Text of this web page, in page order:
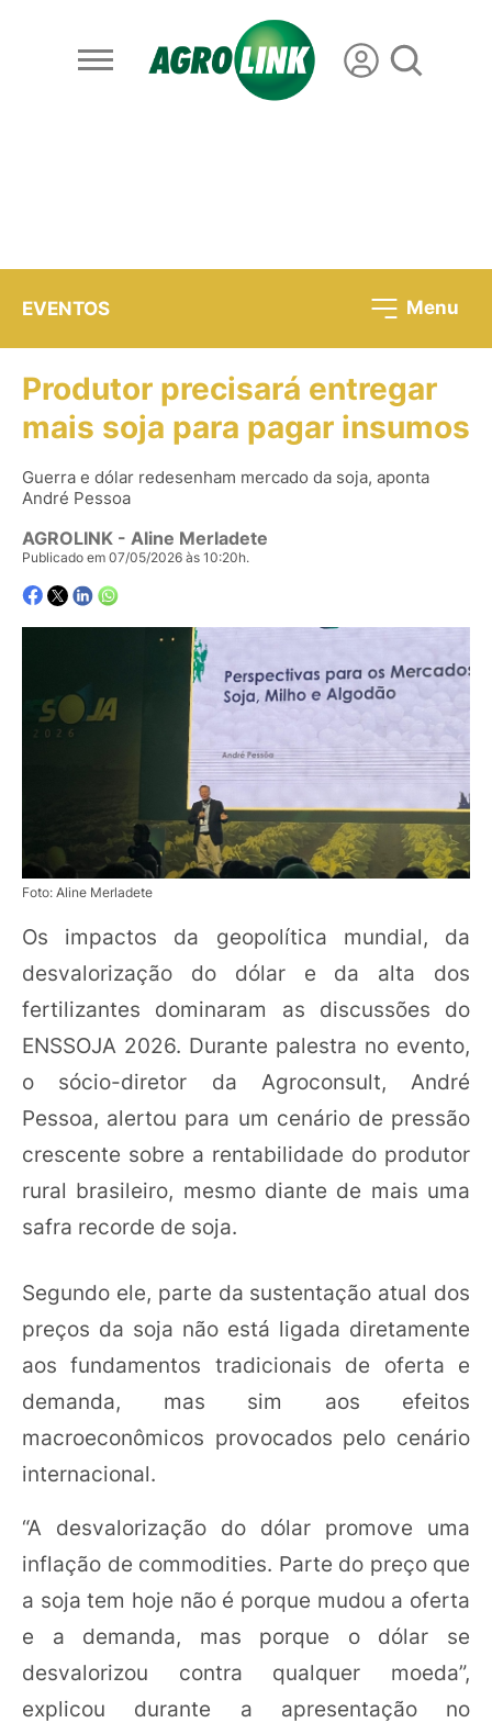
EVENTOS Menu
Produtor precisará entregar
mais soja para pagar insumos
Guerra e dólar redesenham mercado da soja, aponta
André Pessoa
AGROLINK - Aline Merladete
Publicado em 07/05/2026 às 10:20h.
Foto: Aline Merladete
Os impactos da geopolítica mundial, da
desvalorização do dólar e da alta dos
fertilizantes dominaram as discussões do
ENSSOJA 2026. Durante palestra no evento,
o sócio-diretor da Agroconsult, André
Pessoa, alertou para um cenário de pressão
crescente sobre a rentabilidade do produtor
rural brasileiro, mesmo diante de mais uma
safra recorde de soja.
Segundo ele, parte da sustentação atual dos
preços da soja não está ligada diretamente
aos fundamentos tradicionais de oferta e
demanda, mas sim aos efeitos
macroeconômicos provocados pelo cenário
internacional.
“A desvalorização do dólar promove uma
inflação de commodities. Parte do preço que
a soja tem hoje não é porque mudou a oferta
e a demanda, mas porque o dólar se
desvalorizou contra qualquer moeda”,
explicou durante a apresentação no